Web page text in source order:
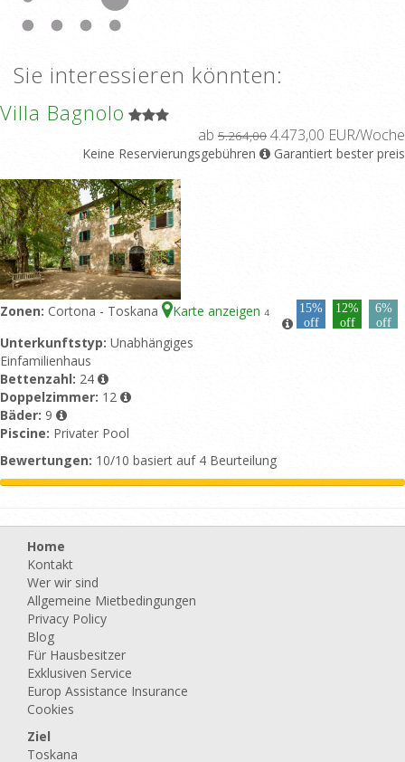
Sie interessieren könnten:
Villa Bagnolo
ab 5.264,00 4.473,00 EUR/Woche
Keine Reservierungsgebühren Garantiert bester preis
Zonen: Cortona - Toskana Karte anzeigen 4
15%
off
12%
off
6%
off
Unterkunftstyp: Unabhängiges
Einfamilienhaus
Bettenzahl: 24
Doppelzimmer: 12
Bäder: 9
Piscine: Privater Pool
Bewertungen: 10/10 basiert auf 4 Beurteilung
Home
Kontakt
Wer wir sind
Allgemeine Mietbedingungen
Privacy Policy
Blog
Für Hausbesitzer
Exklusiven Service
Europ Assistance Insurance
Cookies
Ziel
Toskana